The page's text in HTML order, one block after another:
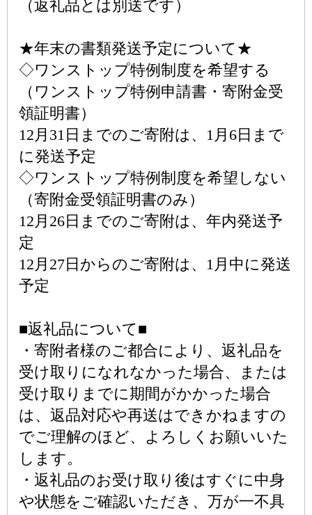
（返礼品とは別送です）
★年末の書類発送予定について★
◇ワンストップ特例制度を希望する
（ワンストップ特例申請書・寄附金受
領証明書）
12月31日までのご寄附は、1月6日まで
に発送予定
◇ワンストップ特例制度を希望しない
（寄附金受領証明書のみ）
12月26日までのご寄附は、年内発送予
定
12月27日からのご寄附は、1月中に発送
予定
■返礼品について■
・寄附者様のご都合により、返礼品を
受け取りになれなかった場合、または
受け取りまでに期間がかかった場合
は、返品対応や再送はできかねますの
でご理解のほど、よろしくお願いいた
します。
・返礼品のお受け取り後はすぐに中身
や状態をご確認いただき、万が一不具